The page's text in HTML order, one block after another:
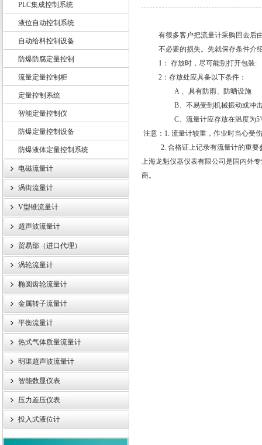
上海龙魁工业技术有限责任公司
PLC集成控制系统
液位自动控制系统
自动给料控制设备
防爆防腐定量控制
流量定量控制柜
定量控制系统
智能定量控制仪
防爆定量控制设备
防爆液体定量控制系统
电磁流量计
涡街流量计
V型锥流量计
超声波流量计
贸易部（进口代理）
涡轮流量计
椭圆齿轮流量计
金属转子流量计
平衡流量计
热式气体质量流量计
明渠超声波流量计
智能数显仪表
压力差压仪表
投入式液位计
有很多客户把流量计采购回去后
不必要的损失。先就保存条件介
1： 存放时，尽可能别打开包装:
2：存放处应具备以下条件：
A 、具有防雨、防晒设施
B、不易受到机械振动或冲
C、流量计应存放在温度为
注意：1. 流量计较重，作业时当心受
2. 合格证上记录有流量计的重要
上海龙魁仪器仪表有限公司是国内外
商。